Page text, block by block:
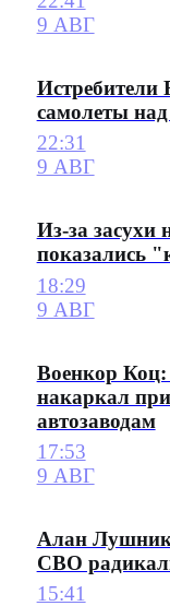
9 АВГ
Истребители
самолеты
22:31
9 АВГ
Из-за засухи
показались
18:29
9 АВГ
Военкор
накаркал
автозаводам
17:53
9 АВГ
Алан
СВО
15:41